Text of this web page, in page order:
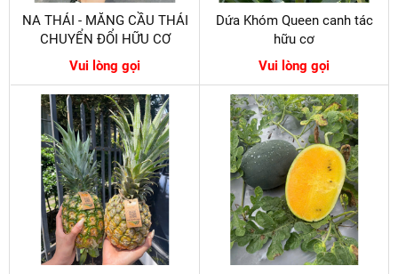
NA THÁI - MĂNG CẦU THÁI
CHUYỂN ĐỔI HỮU CƠ
Vui lòng gọi
Dứa Khóm Queen canh tác
hữu cơ
Vui lòng gọi